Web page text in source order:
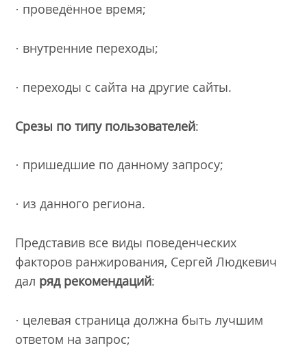
· проведённое время;
· внутренние переходы;
· переходы с сайта на другие сайты.
Срезы по типу пользователей:
· пришедшие по данному запросу;
· из данного региона.
Представив все виды поведенческих
факторов ранжирования, Сергей Людкевич
дал ряд рекомендаций:
· целевая страница должна быть лучшим
ответом на запрос;